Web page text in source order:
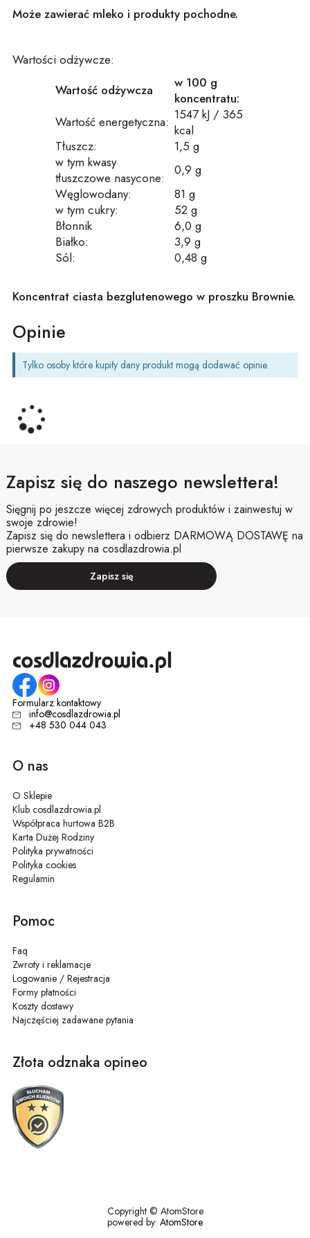
Może zawierać mleko i produkty pochodne.
Wartości odżywcze:
Wartość odżywcza
w 100 g
koncentratu:
Wartość energetyczna: 1547 kJ / 365
kcal
Tłuszcz:
1,5 g
w tym kwasy
tłuszczowe nasycone:
0,9 g
Węglowodany:
81 g
w tym cukry:
52 g
Błonnik
6,0 g
Białko:
3,9 g
Sól:
0,48 g
Koncentrat ciasta bezglutenowego w proszku Brownie.
Opinie
Tylko osoby które kupiły dany produkt mogą dodawać opinie.
Zapisz się do naszego newslettera!
Sięgnij po jeszcze więcej zdrowych produktów i zainwestuj w
swoje zdrowie!
Zapisz się do newslettera i odbierz DARMOWĄ DOSTAWĘ na
pierwsze zakupy na cosdlazdrowia.pl
Zapisz się
Formularz kontaktowy
info@cosdlazdrowia.pl
+48 530 044 043
O nas
O Sklepie
Klub cosdlazdrowia.pl
Współpraca hurtowa B2B
Karta Dużej Rodziny
Polityka prywatności
Polityka cookies
Regulamin
Pomoc
Faq
Zwroty i reklamacje
Logowanie / Rejestracja
Formy płatności
Koszty dostawy
Najczęściej zadawane pytania
Złota odznaka opineo
Copyright © AtomStore
powered by: AtomStore